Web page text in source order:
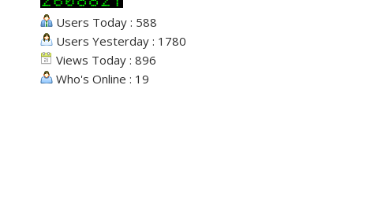
Users Today : 588
Users Yesterday : 1780
Views Today : 896
Who's Online : 19